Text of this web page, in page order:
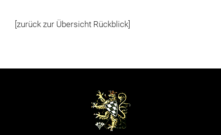
[zurück zur Übersicht Rückblick]